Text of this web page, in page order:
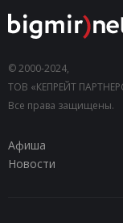
© 2000-2024,
ТОВ «КЕПРЕЙТ
Все права защищены.
Афиша
Новости